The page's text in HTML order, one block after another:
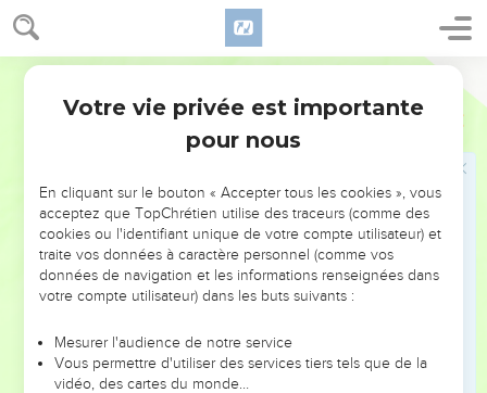
4
12 » Une parole est arrivée furtivement jusqu'à moi, et mon
oreille en a perçu les sons légers.
Au moment où les pensées sont agitées par les visions de
la nuit, quand un sommeil profond tombe sur les hommes,
j’ai été saisi de frayeur et d'épouvante et tous mes os ont
Un esprit est passé près de mon visage, tous les poils de
mon corps se sont hérissés.
Quelqu’un se tenait là. Je ne le reconnaissais pas. Une
silhouette était devant mes yeux. Il y a d’abord eu un
‘L'homme pourrait-il être juste devant Dieu ? Pourrait-il
être pur devant celui qui l'a fait ?
Votre vie privée est importante
pour nous
En cliquant sur le bouton « Accepter tous les cookies », vous
acceptez que TopChrétien utilise des traceurs (comme des
cookies ou l'identifiant unique de votre compte utilisateur) et
traite vos données à caractère personnel (comme vos
données de navigation et les informations renseignées dans
votre compte utilisateur) dans les buts suivants :
Mesurer l'audience de notre service
Vous permettre d'utiliser des services tiers tels que de la
vidéo, des cartes du monde…